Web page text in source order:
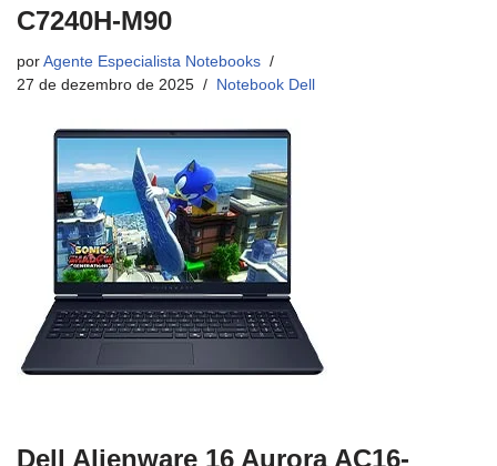
C7240H-M90
por Agente Especialista Notebooks
27 de dezembro de 2025
Notebook Dell
Dell Alienware 16 Aurora AC16-